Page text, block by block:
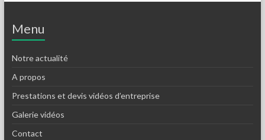
Menu
Notre actualité
A propos
Prestations et devis vidéos d’entreprise
Galerie vidéos
Contact